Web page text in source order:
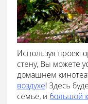
Используя
стену, Вы можете
домашнем
воздухе! Здесь
семье, и большой